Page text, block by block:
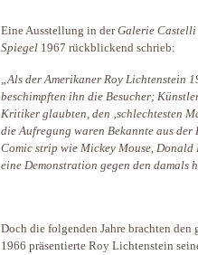
Eine Ausstellung in derGalerie Castelli
Spiegel 1967 rückblickend schrieb:
„Als der Amerikaner Roy Lichtenstein
beschimpften ihn die Besucher;
Kritiker glaubten, den ‚schlechtesten
die Aufregung waren Bekannte aus
Comic strip wie Mickey Mouse,
eine Demonstration gegen den damals
Doch die folgenden Jahre brachten
1966 präsentierte Roy Lichtenstein